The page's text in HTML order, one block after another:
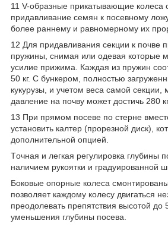
11 V-образные прикатывающие колеса
придавливание семян к посевному
более раннему и равномерному их
12 Для придавливания секции к почве
пружины, снимая или одевая которые
усилие прижима. Каждая из пружин
50 кг. С бункером, полностью
кукурузы, и учетом веса самой секции,
давление на почву может достичь 280
13 При прямом посеве по стерне
установить калтер (прорезной диск),
дополнительной опцией.
Tочная и легкая регулировка глубины
наличием рукоятки и градуированной
Боковые опорные колеса
позволяет каждому колесу двигаться
преодолевать препятствия высотой до
уменьшения глубины посева.